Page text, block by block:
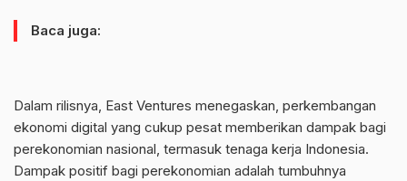
Baca juga:
Dalam rilisnya, East Ventures menegaskan, perkembangan
ekonomi digital yang cukup pesat memberikan dampak bagi
perekonomian nasional, termasuk tenaga kerja Indonesia.
Dampak positif bagi perekonomian adalah tumbuhnya